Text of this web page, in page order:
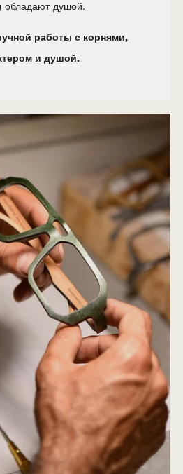
обладают душой.
работы с корнями,
и душой.